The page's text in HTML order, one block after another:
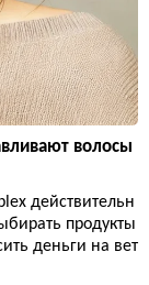
волосы
действительн
продукты
деньги на вет